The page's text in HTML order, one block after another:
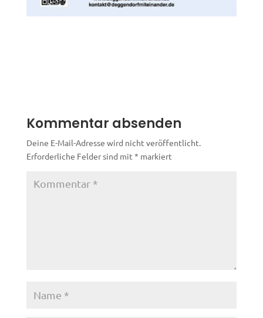
Kommentar absenden
Deine E-Mail-Adresse wird nicht veröffentlicht.
Erforderliche Felder sind mit * markiert